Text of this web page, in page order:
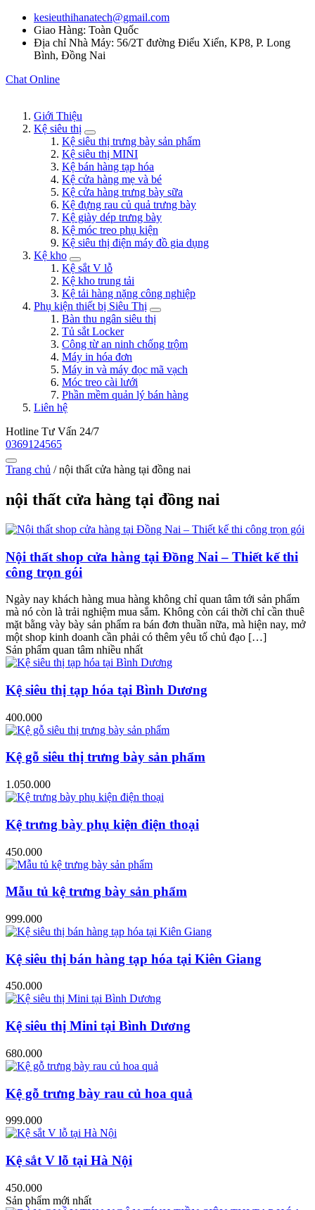
kesieuthihanatech@gmail.com
Giao Hàng: Toàn Quốc
Địa chỉ Nhà Máy: 56/2T đường Điểu Xiển, KP8, P. Long
Bình, Đồng Nai
Chat Online
Giới Thiệu
Kệ siêu thị
Kệ siêu thị trưng bày sản phẩm
Kệ siêu thị MINI
Kệ bán hàng tạp hóa
Kệ cửa hàng mẹ và bé
Kệ cửa hàng trưng bày sữa
Kệ đựng rau củ quả trưng bày
Kệ giày dép trưng bày
Kệ móc treo phụ kiện
Kệ siêu thị điện máy đồ gia dụng
Kệ kho
Kệ sắt V lỗ
Kệ kho trung tải
Kệ tải hàng nặng công nghiệp
Phụ kiện thiết bị Siêu Thị
Bàn thu ngân siêu thị
Tủ sắt Locker
Công từ an ninh chống trộm
Máy in hóa đơn
Máy in và máy đọc mã vạch
Móc treo cài lưới
Phần mềm quản lý bán hàng
Liên hệ
Hotline Tư Vấn 24/7
0369124565
Trang chủ /nội thất cửa hàng tại đồng nai
nội thất cửa hàng tại đồng nai
Nội thất shop cửa hàng tại Đồng Nai – Thiết kế thi
công trọn gói
Ngày nay khách hàng mua hàng không chỉ quan tâm tới sản phẩm
mà nó còn là trải nghiệm mua sắm. Không còn cái thời chỉ cần thuê
mặt bằng vày bày sản phẩm ra bán đơn thuần nữa, mà hiện nay, mở
một shop kinh doanh cần phải có thêm yêu tố chủ đạo […]
Sản phẩm quan tâm nhiều nhất
Kệ siêu thị tạp hóa tại Bình Dương
400.000
Kệ gỗ siêu thị trưng bày sản phẩm
1.050.000
Kệ trưng bày phụ kiện điện thoại
450.000
Mẫu tủ kệ trưng bày sản phẩm
999.000
Kệ siêu thị bán hàng tạp hóa tại Kiên Giang
450.000
Kệ siêu thị Mini tại Bình Dương
680.000
Kệ gỗ trưng bày rau củ hoa quả
999.000
Kệ sắt V lỗ tại Hà Nội
450.000
Sản phẩm mới nhất